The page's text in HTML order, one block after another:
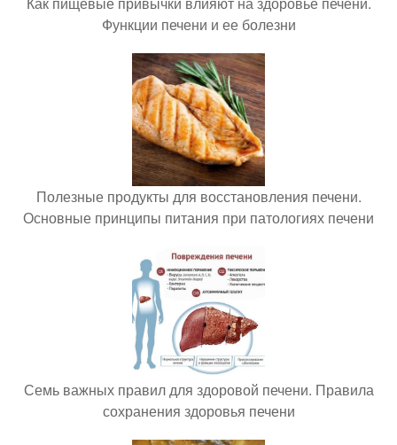
Функции печени и ее болезни
Полезные продукты для восстановления печени.
Основные принципы питания при патологиях печени
Семь важных правил для здоровой печени. Правила
сохранения здоровья печени